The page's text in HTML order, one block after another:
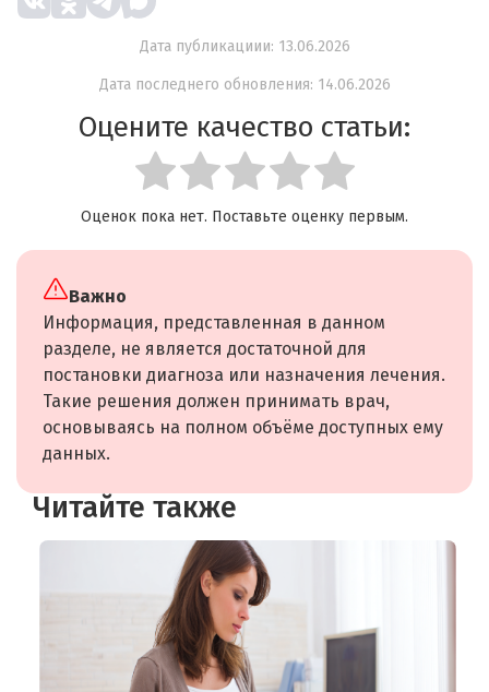
Дата публикациии: 13.06.2026
Дата последнего обновления: 14.06.2026
Оцените качество статьи:
Оценок пока нет. Поставьте оценку первым.
Важно
Информация, представленная в данном
разделе, не является достаточной для
постановки диагноза или назначения лечения.
Такие решения должен принимать врач,
основываясь на полном объёме доступных ему
данных.
Читайте также